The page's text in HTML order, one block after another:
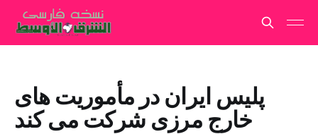
پلیس ایران در مأموریت های
خارج مرزی شرکت می کند